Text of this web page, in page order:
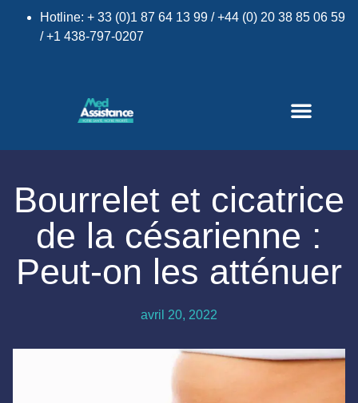
Hotline: + 33 (0)1 87 64 13 99 / +44 (0) 20 38 85 06 59
/ +1 438-797-0207
Bourrelet et cicatrice
de la césarienne :
Peut-on les atténuer
avril 20, 2022